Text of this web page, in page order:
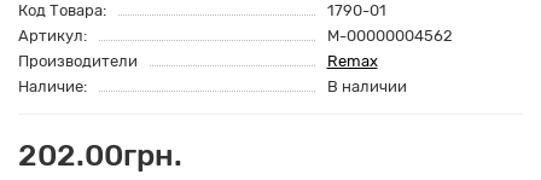
Код Товара:
1790-01
Артикул:
M-00000004562
Производители
Remax
Наличие:
В наличии
202.00грн.